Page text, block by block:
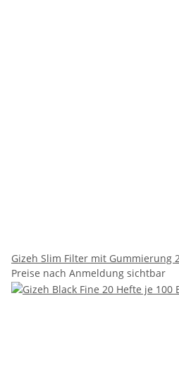
Gizeh Slim Filter mit Gummierung
Preise nach Anmeldung sichtbar